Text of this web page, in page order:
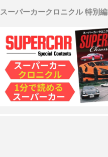
スーパーカークロニクル 特別編